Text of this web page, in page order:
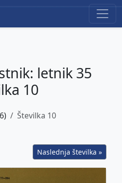
letnik 35
10
Številka 10
Naslednja številka »